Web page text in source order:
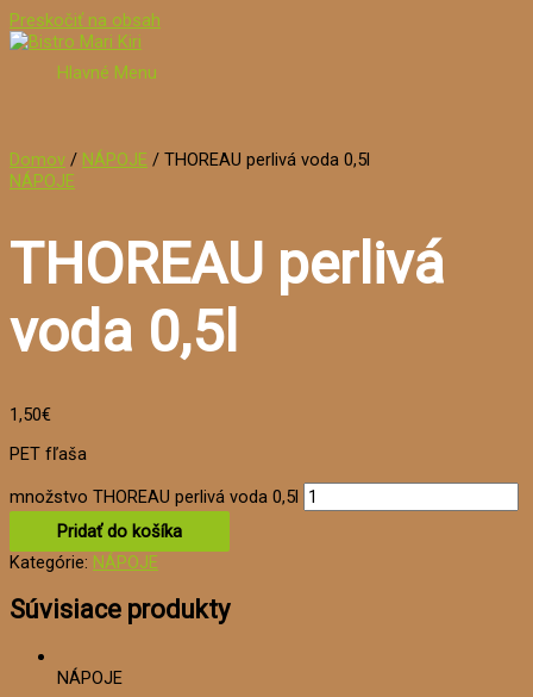
Preskočiť na obsah
Hlavné Menu
Domov / NÁPOJE / THOREAU perlivá voda 0,5l
NÁPOJE
THOREAU perlivá
voda 0,5l
1,50€
PET fľaša
množstvo THOREAU perlivá voda 0,5l
Pridať do košíka
Kategórie: NÁPOJE
Súvisiace produkty
NÁPOJE